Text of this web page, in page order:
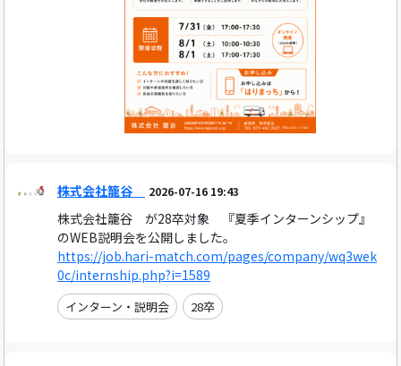
株式会社籠谷 2026-07-16 19:43
株式会社籠谷 が28卒対象 『夏季インターンシップ』
のWEB説明会を公開しました。
https://job.hari-match.com/pages/company/wq3wek
0c/internship.php?i=1589
インターン・説明会 28卒